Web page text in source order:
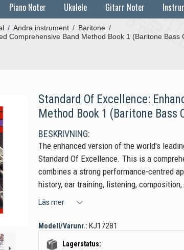
Piano Noter Ukulele Gitarr Noter
/ Andra instrument / Baritone /
Comprehensive Band Method Book 1 (Baritone Bass
Standard Of Excellence:
Method Book 1 (Baritone Bass
BESKRIVNING:
The enhanced version of the world's
Standard Of Excellence. This is a
combines a strong performance-centred
history, ear training, listening,
Läs mer
Modell/Varunr.: KJ17281
Lagerstatus: